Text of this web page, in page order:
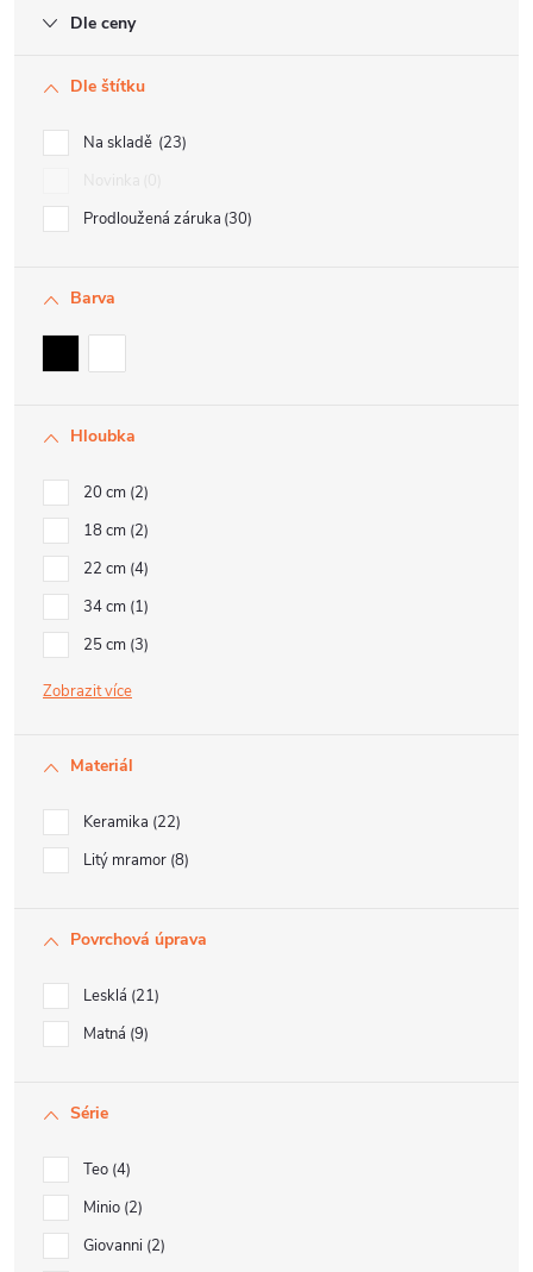
Dle ceny
Dle štítku
Na skladě 23
Prodloužená záruka 30
Barva
Hloubka
20 cm 2
18 cm 2
22 cm 4
34 cm 1
25 cm 3
Zobrazit
Materiál
Keramika 22
Litý mramor 8
Povrchová úprava
Lesklá 21
Matná 9
Série
Teo 4
Minio 2
Giovanni 2